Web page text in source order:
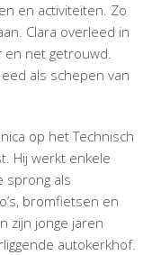
en activiteiten. Zo
Clara overleed in
en net getrouwd.
als schepen van
op het Technisch
Hij werkt enkele
sprong als
bromfietsen en
zijn jonge jaren
autokerkhof.